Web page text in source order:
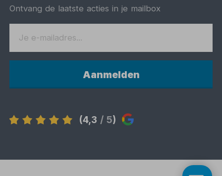
Ontvang de laatste acties in je mailbox
Aanmelden
(4,3 / 5)